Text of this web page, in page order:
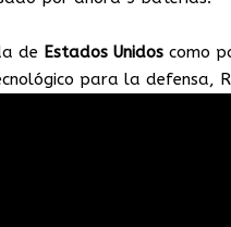
de Estados Unidos como
para la defensa,